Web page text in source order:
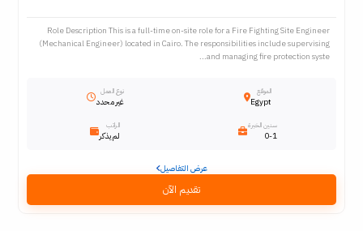
Role Description This is a full-time on-site role for a Fire Fighting Site Engineer
(Mechanical Engineer) located in Cairo. The responsibilities include supervising
and managing fire protection syste...
الموقع
Egypt
نوع العمل
غير محدد
سنين الخبرة
0-1
الراتب
لم يذكر
عرض التفاصيل
تقديم الآن